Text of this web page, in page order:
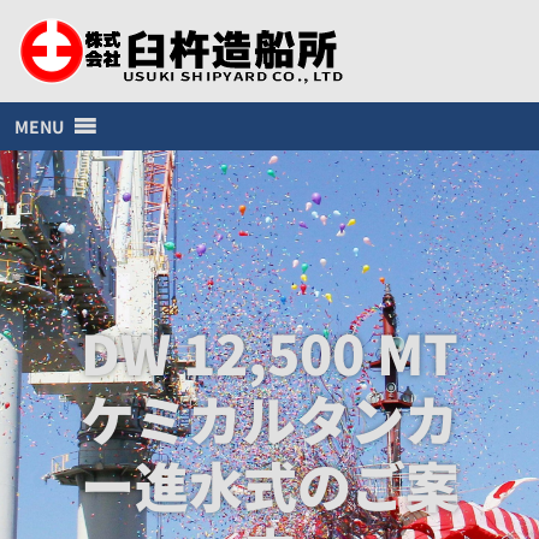
MENU
DW 12,500 MT
ケミカルタンカ
ー進水式のご案